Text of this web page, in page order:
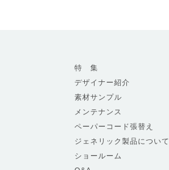
特 集
デザイナー紹介
素材サンプル
メンテナンス
ペーパーコード張替え
ジェネリック製品について
ショールーム